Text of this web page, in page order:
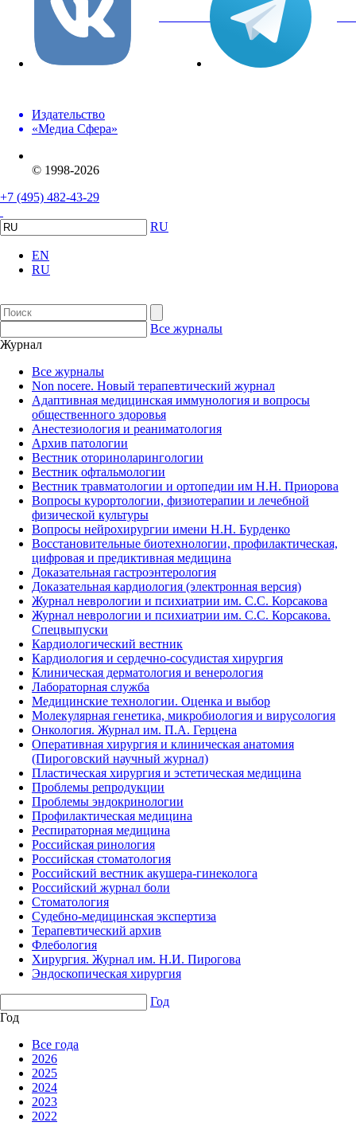
вКонтакте
Издательство
«Медиа Сфера»
© 1998-2026
+7 (495) 482-43-29
RU
EN
RU
Все журналы
Журнал
Все журналы
Non nocere. Новый терапевтический журнал
Адаптивная медицинская иммунология и вопросы
общественного здоровья
Анестезиология и реаниматология
Архив патологии
Вестник оториноларингологии
Вестник офтальмологии
Вестник травматологии и ортопедии им Н.Н. Приорова
Вопросы курортологии, физиотерапии и лечебной
физической культуры
Вопросы нейрохирургии имени Н.Н. Бурденко
Восстановительные биотехнологии, профилактическая,
цифровая и предиктивная медицина
Доказательная гастроэнтерология
Доказательная кардиология (электронная версия)
Журнал неврологии и психиатрии им. С.С. Корсакова
Журнал неврологии и психиатрии им. С.С. Корсакова.
Спецвыпуски
Кардиологический вестник
Кардиология и сердечно-сосудистая хирургия
Клиническая дерматология и венерология
Лабораторная служба
Медицинские технологии. Оценка и выбор
Молекулярная генетика, микробиология и вирусология
Онкология. Журнал им. П.А. Герцена
Оперативная хирургия и клиническая анатомия
(Пироговский научный журнал)
Пластическая хирургия и эстетическая медицина
Проблемы репродукции
Проблемы эндокринологии
Профилактическая медицина
Респираторная медицина
Российская ринология
Российская стоматология
Российский вестник акушера-гинеколога
Российский журнал боли
Стоматология
Судебно-медицинская экспертиза
Терапевтический архив
Флебология
Хирургия. Журнал им. Н.И. Пирогова
Эндоскопическая хирургия
Год
Год
Все года
2026
2025
2024
2023
2022